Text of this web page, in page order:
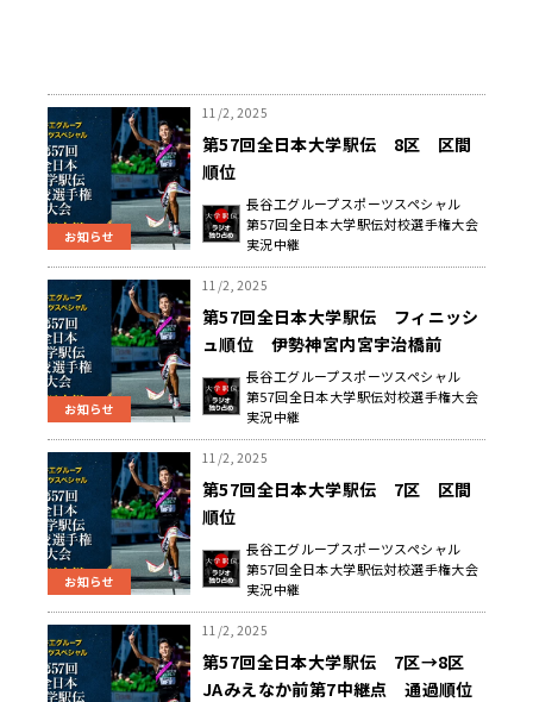
お知らせ
11/2, 2025
第57回全日本大学駅伝 8区 区間
順位
長谷工グループスポーツスペシャル
第57回全日本大学駅伝対校選手権大会
実況中継
お知らせ
11/2, 2025
第57回全日本大学駅伝 フィニッシ
ュ順位 伊勢神宮内宮宇治橋前
長谷工グループスポーツスペシャル
第57回全日本大学駅伝対校選手権大会
実況中継
お知らせ
11/2, 2025
第57回全日本大学駅伝 7区 区間
順位
長谷工グループスポーツスペシャル
第57回全日本大学駅伝対校選手権大会
実況中継
11/2, 2025
第57回全日本大学駅伝 7区→8区
JAみえなか前第7中継点 通過順位